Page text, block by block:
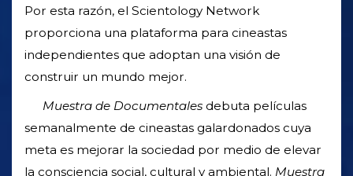
Por esta razón, el Scientology Network
proporciona una plataforma para cineastas
independientes que adoptan una visión de
construir un mundo mejor.
Muestra de Documentales debuta películas
semanalmente de cineastas galardonados cuya
meta es mejorar la sociedad por medio de elevar
la consciencia social, cultural y ambiental. Muestra